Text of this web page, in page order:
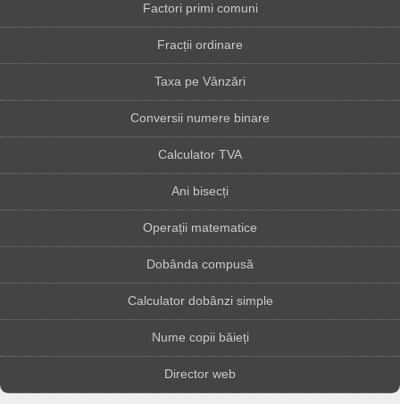
Factori primi comuni
Fracții ordinare
Taxa pe Vânzări
Conversii numere binare
Calculator TVA
Ani bisecți
Operații matematice
Dobânda compusă
Calculator dobânzi simple
Nume copii băieți
Director web